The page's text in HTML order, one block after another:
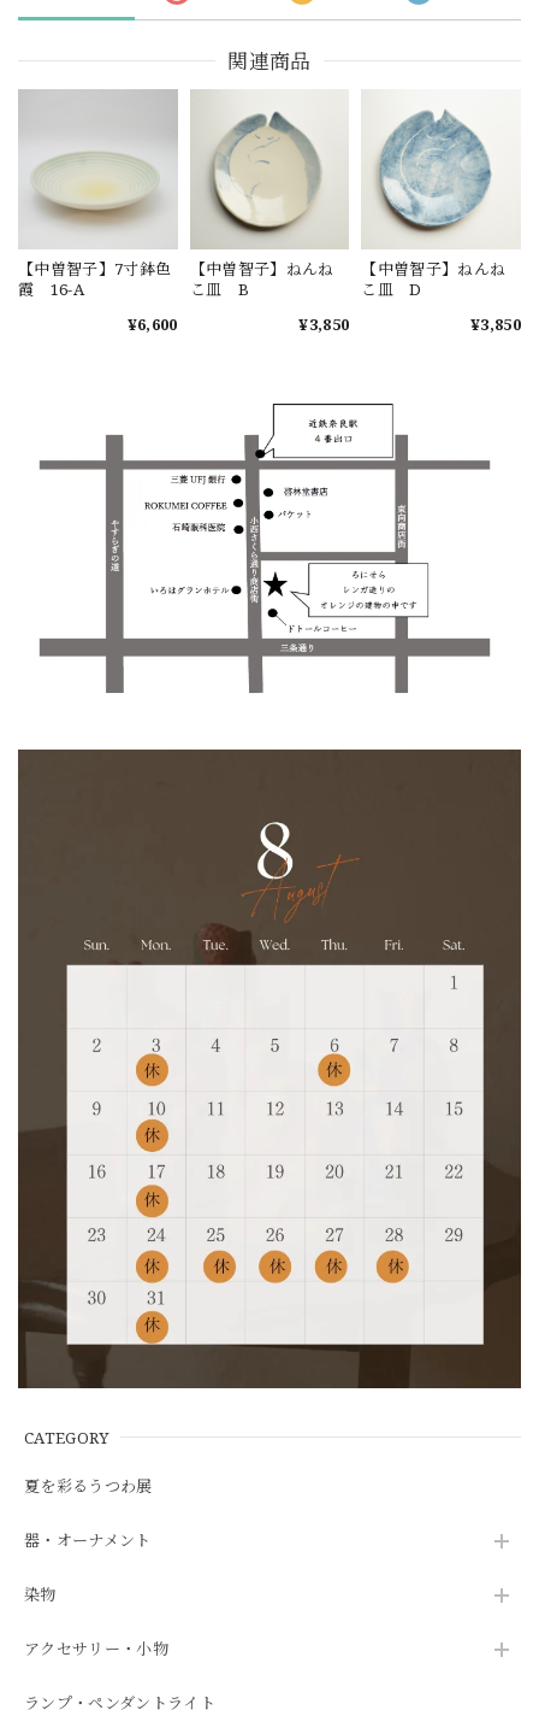
CATEGORY
夏を彩るうつわ展
器・オーナメント
染物
アクセサリー・小物
ランプ・ペンダントライト
関連商品
【中曽智子】7寸鉢色
霞 16-A
¥6,600
【中曽智子】ねんね
こ皿 B
¥3,850
【中曽智子】ねんね
こ皿 D
¥3,850